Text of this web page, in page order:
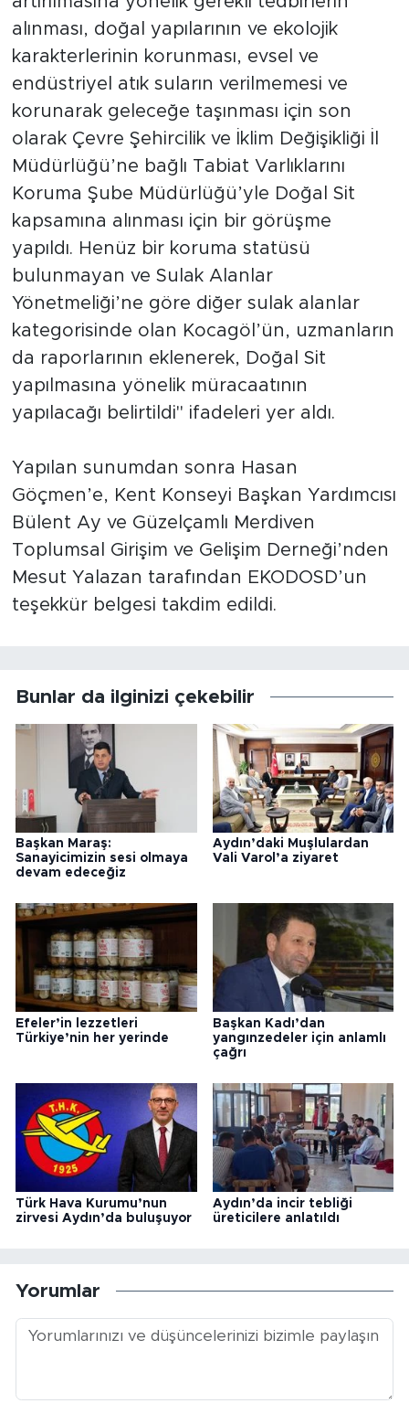
alınması, doğal yapılarının ve ekolojik
karakterlerinin korunması, evsel ve
endüstriyel atık suların verilmemesi ve
korunarak geleceğe taşınması için son
olarak Çevre Şehircilik ve İklim Değişikliği İl
Müdürlüğü’ne bağlı Tabiat Varlıklarını
Koruma Şube Müdürlüğü’yle Doğal Sit
kapsamına alınması için bir görüşme
yapıldı. Henüz bir koruma statüsü
bulunmayan ve Sulak Alanlar
Yönetmeliği’ne göre diğer sulak alanlar
kategorisinde olan Kocagöl’ün, uzmanların
da raporlarının eklenerek, Doğal Sit
yapılmasına yönelik müracaatının
yapılacağı belirtildi" ifadeleri yer aldı.
Yapılan sunumdan sonra Hasan
Göçmen’e, Kent Konseyi Başkan Yardımcısı
Bülent Ay ve Güzelçamlı Merdiven
Toplumsal Girişim ve Gelişim Derneği’nden
Mesut Yalazan tarafından EKODOSD’un
teşekkür belgesi takdim edildi.
Bunlar da ilginizi çekebilir
Başkan Maraş:
Sanayicimizin sesi olmaya
devam edeceğiz
Aydın’daki Muşlulardan
Vali Varol’a ziyaret
Efeler’in lezzetleri
Türkiye’nin her yerinde
Başkan Kadı’dan
yangınzedeler için anlamlı
çağrı
Türk Hava Kurumu’nun
zirvesi Aydın’da buluşuyor
Aydın’da incir tebliği
üreticilere anlatıldı
Yorumlar